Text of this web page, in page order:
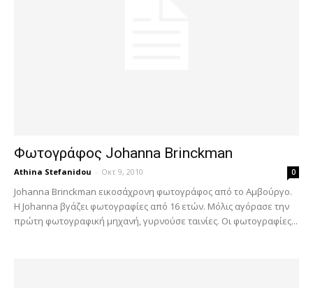
Φωτογράφος Johanna Brinckman
Athina Stefanidou - Οκτ 9, 2010 0
Johanna Brinckman εικοσάχρονη φωτογράφος από το Αμβούργο.
Η Johanna βγάζει φωτογραφίες από 16 ετών. Μόλις αγόρασε την
πρώτη φωτογραφική μηχανή, γυρνούσε ταινίες. Οι φωτογραφίες...